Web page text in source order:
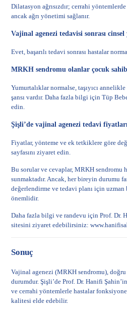
Dilatasyon ağrısızdır; cerrahi
ancak ağrı yönetimi sağlanır.
Vajinal agenezi tedavisi sonrası
Evet, başarılı tedavi sonrası hastalar
MRKH sendromu olanlar çocuk
Yumurtalıklar normalse, taşıyıcı
şansı vardır. Daha fazla bilgi içinTüp
edin.
Şişli’de vajinal agenezi tedavi
Fiyatlar, yönteme ve ek tetkiklere göre
sayfasını ziyaret edin.
Bu sorular ve cevaplar, MRKH sendromu
sunmaktadır. Ancak, her bireyin durumu
değerlendirme ve tedavi planı için uzman
önemlidir.
Daha fazla bilgi ve randevu için Prof. Dr.
sitesini ziyaret edebilirsiniz:
Sonuç
Vajinal agenezi (MRKH sendromu),
durumdur. Şişli’de Prof. Dr. Hanifi
ve cerrahi yöntemlerle hastalar
kalitesi elde edebilir.